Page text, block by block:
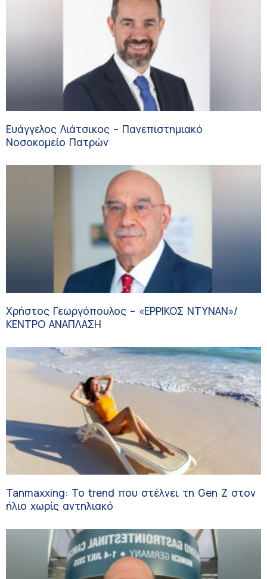
Ευάγγελος Λιάτσικος – Πανεπιστημιακό
Νοσοκομείο Πατρών
Χρήστος Γεωργόπουλος – «ΕΡΡΙΚΟΣ ΝΤΥΝΑΝ»/
ΚΕΝΤΡΟ ΑΝΑΠΛΑΣΗ
Tanmaxxing: To trend που στέλνει τη Gen Z στον
ήλιο χωρίς αντηλιακό